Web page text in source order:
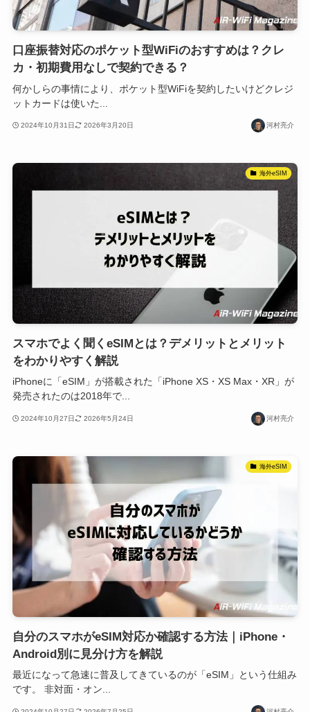
口座振替対応のポケット型WiFiのおすすめは？クレ
カ・初期費用なしで契約できる？
何かしらの事情により、ポケット型WiFiを契約したいけどクレジ
ットカードは使いた...
2024年10月31日 2026年3月20日 河村亮介
海外eSIM
スマホでよく聞くeSIMとは？デメリットとメリット
をわかりやすく解説
iPhoneに「eSIM」が搭載された「iPhone XS・XS Max・XR」が
発売されたのは2018年で...
2024年10月27日 2026年5月24日 河村亮介
海外eSIM
自分のスマホがeSIM対応か確認する方法｜iPhone・
Android別に見分け方を解説
最近になって急速に普及してきているのが「eSIM」という仕組み
です。 非対面・オン...